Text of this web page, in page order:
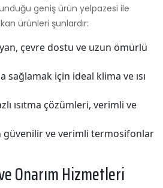
geniş ürün yelpazesi ile
ürünleri şunlardır:
çevre dostu ve uzun ömürlü
sağlamak için ideal klima ve ısı
ısıtma çözümleri, verimli ve
güvenilir ve verimli termosifonlar
Onarım Hizmetleri